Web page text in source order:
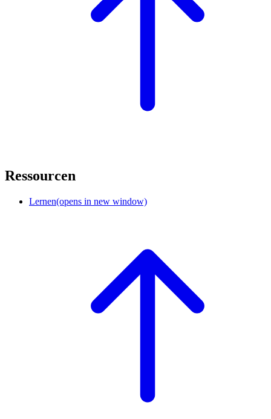
Ressourcen
Lernen(opens in new window)